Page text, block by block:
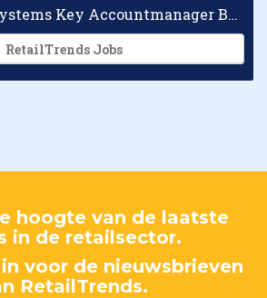
Checkpoint Systems Key Accountmanager Benelux
RetailTrends Jobs
hoogte van de laatste
in de retailsector.
voor de nieuwsbrieven
RetailTrends.